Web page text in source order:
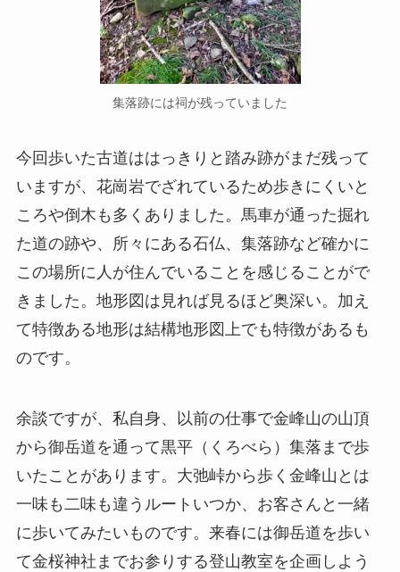
集落跡には祠が残っていました
今回歩いた古道ははっきりと踏み跡がまだ残って
いますが、花崗岩でざれているため歩きにくいと
ころや倒木も多くありました。馬車が通った掘れ
た道の跡や、所々にある石仏、集落跡など確かに
この場所に人が住んでいることを感じることがで
きました。地形図は見れば見るほど奥深い。加え
て特徴ある地形は結構地形図上でも特徴があるも
のです。
余談ですが、私自身、以前の仕事で金峰山の山頂
から御岳道を通って黒平（くろべら）集落まで歩
いたことがあります。大弛峠から歩く金峰山とは
一味も二味も違うルートいつか、お客さんと一緒
に歩いてみたいものです。来春には御岳道を歩い
て金桜神社までお参りする登山教室を企画しよう